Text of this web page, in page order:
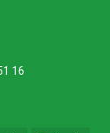
16